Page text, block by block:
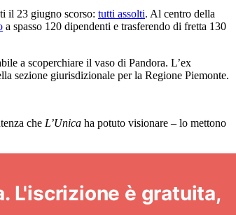
il 23 giugno scorso: tutti assolti. Al centro della
a spasso 120 dipendenti e trasferendo di fretta 130
a scoperchiare il vaso di Pandora. L’ex
sezione giurisdizionale per la Regione Piemonte.
che L’Unica ha potuto visionare – lo mettono
L'iscrizione è gratuita,